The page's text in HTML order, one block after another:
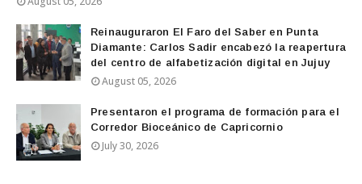
Reinauguraron El Faro del Saber en Punta
Diamante: Carlos Sadir encabezó la reapertura
del centro de alfabetización digital en Jujuy
August 05, 2026
Presentaron el programa de formación para el
Corredor Bioceánico de Capricornio
July 30, 2026